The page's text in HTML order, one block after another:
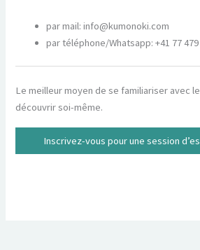
par mail: info@kumonoki.com
par téléphone/Whatsapp: +41 77 479
Le meilleur moyen de se familiariser avec
découvrir soi-même.
Inscrivez-vous pour une session